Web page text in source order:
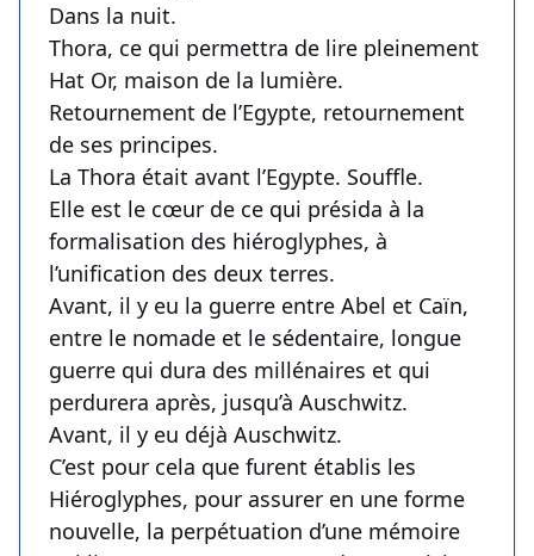
Dans la nuit.
Thora, ce qui permettra de lire pleinement
Hat Or, maison de la lumière.
Retournement de l’Egypte, retournement
de ses principes.
La Thora était avant l’Egypte. Souffle.
Elle est le cœur de ce qui présida à la
formalisation des hiéroglyphes, à
l’unification des deux terres.
Avant, il y eu la guerre entre Abel et Caïn,
entre le nomade et le sédentaire, longue
guerre qui dura des millénaires et qui
perdurera après, jusqu’à Auschwitz.
Avant, il y eu déjà Auschwitz.
C’est pour cela que furent établis les
Hiéroglyphes, pour assurer en une forme
nouvelle, la perpétuation d’une mémoire